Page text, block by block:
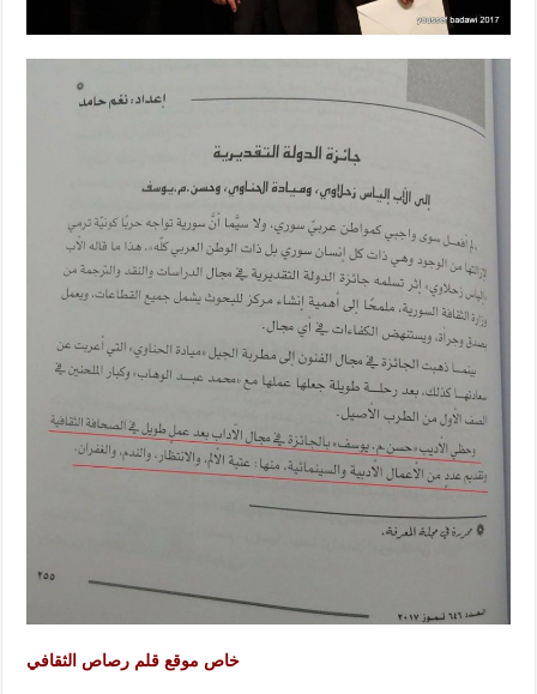
خاص موقع قلم رصاص الثقافي